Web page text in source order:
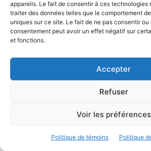
appareils. Le fait de consentir à ces technologies
traiter des données telles que le comportement
uniques sur ce site. Le fait de ne pas consentir ou
consentement peut avoir un effet négatif sur
et fonctions.
Accepter
Refuser
Voir les préférences
Politique de témoins Politique
Nos vies ne sont pas seulement plus
que celles de nos grands-parents :
plus en plus de temps en position
que cette habitude pouvait entraîner
conséquences négatives sur la santé.
Les parents